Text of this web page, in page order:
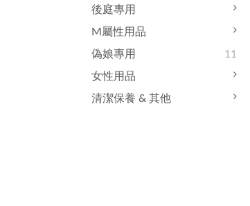
後庭專用
M屬性用品
偽娘專用
11
女性用品
清潔保養 & 其他